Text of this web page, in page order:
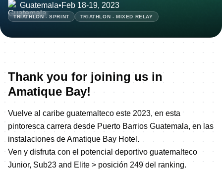
Guatemala•Feb 18-19, 2023
TRIATHLON - SPRINT TRIATHLON - MIXED RELAY
Thank you for joining us in
Amatique Bay!
Vuelve al caribe guatemalteco este 2023, en esta
pintoresca carrera desde Puerto Barrios Guatemala, en las
instalaciones de Amatique Bay Hotel.
Ven y disfruta con el potencial deportivo guatemalteco
Junior, Sub23 and Elite > posición 249 del ranking.